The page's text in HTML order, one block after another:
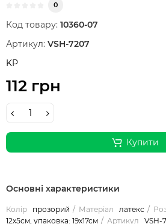
0
Код товару: 10360-07
Артикул: VSH-7207
KP
112 грн
Купити
Основні характеристики
Колір прозорий Матеріал латекс
12х5см, упаковка: 19х17см
Артикул VSH-